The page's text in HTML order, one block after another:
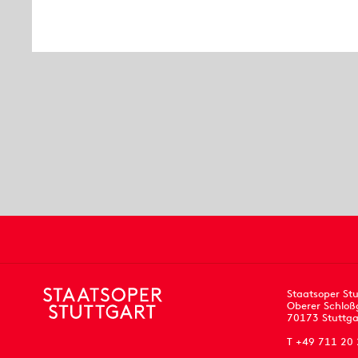
Staatsoper
Oberer
70173
T +49 711 20